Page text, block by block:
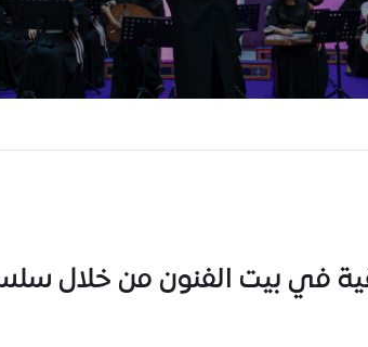
في بيت الفنون من خلال